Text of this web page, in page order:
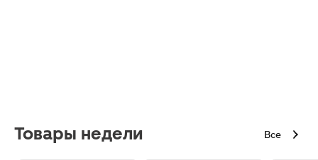
Товары недели Все